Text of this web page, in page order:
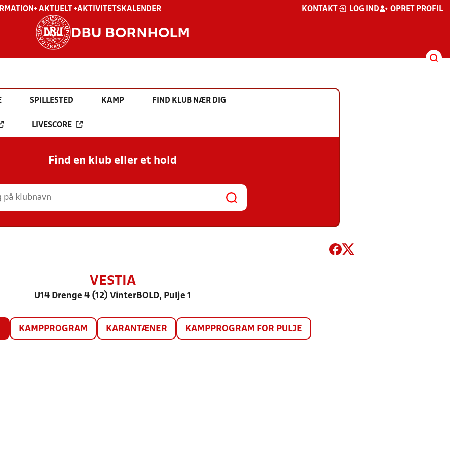
+ AKTUELT +AKTIVITETSKALENDER KONTAKT LOG IND OPRET PROFIL
DBU BORNHOLM
SPILLESTED KAMP FIND KLUB NÆR DIG
LIVESCORE
Find en klub eller et hold
VESTIA
U14 Drenge 4 (12) VinterBOLD, Pulje 1
KAMPPROGRAM KARANTÆNER KAMPPROGRAM FOR PULJE